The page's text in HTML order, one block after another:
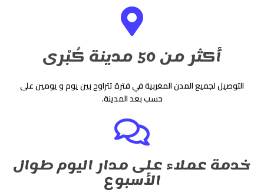
أكثر من 50 مدينة كُبْرى
التوصيل لجميع المدن المغربية في فترة تتراوح بين يوم و يومين على
حسب بعد المدينة.
خدمة عملاء على مدار اليوم طوال
الأسبوع